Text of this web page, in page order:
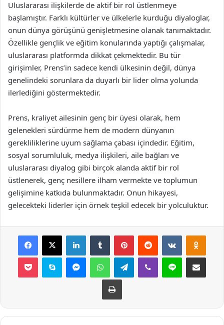
Uluslararası ilişkilerde de aktif bir rol üstlenmeye
başlamıştır. Farklı kültürler ve ülkelerle kurduğu diyaloglar,
onun dünya görüşünü genişletmesine olanak tanımaktadır.
Özellikle gençlik ve eğitim konularında yaptığı çalışmalar,
uluslararası platformda dikkat çekmektedir. Bu tür
girişimler, Prens’in sadece kendi ülkesinin değil, dünya
genelindeki sorunlara da duyarlı bir lider olma yolunda
ilerlediğini göstermektedir.
Prens, kraliyet ailesinin genç bir üyesi olarak, hem
gelenekleri sürdürme hem de modern dünyanın
gerekliliklerine uyum sağlama çabası içindedir. Eğitim,
sosyal sorumluluk, medya ilişkileri, aile bağları ve
uluslararası diyalog gibi birçok alanda aktif bir rol
üstlenerek, genç nesillere ilham vermekte ve toplumun
gelişimine katkıda bulunmaktadır. Onun hikayesi,
gelecekteki liderler için örnek teşkil edecek bir yolculuktur.
Facebook
X LinkedInTumblr PinterestReddit VKontakte
Pocket Skype MessengerWhatsAppTelegramViber Line E-Posta ile
Yazdır